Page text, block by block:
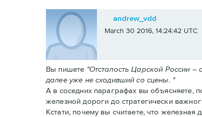
andrew_vdd
March 30 2016, 14:24:42 UTC
Вы пишете "Отсталость Царской России
далее уже не сходивший со сцены. "
А в соседних параграфах вы объясняете,
железной дороги до стратегически
Кстати, почему вы считаете, что